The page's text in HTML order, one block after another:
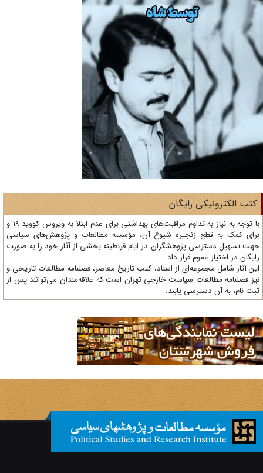
الکترونیکی رایگان
با توجه به نیاز به تداوم مراقبت‌های بهداشتی برای عدم ابتلا به ویروس کووید 19 و
کمک به قطع زنجیره شیوع آن، مؤسسه مطالعات و پژوهش‌های سیاسی
تسهیل دسترسی پژوهشگران در ایام قرنطینه بخشی از آثار خود را به صورت
در اختیار عموم قرار داد.
آثار شامل مجموعه‌ای از اسناد، کتب تاریخ معاصر، فصلنامه‌ مطالعات تاریخی و
فصلنامه مطالعات سیاست خارجی تهران است که علاقه‌مندان می‌توانند پس از
نام، به آن دسترسی یابند.